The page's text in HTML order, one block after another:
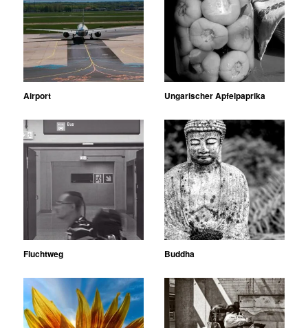
Airport Ungarischer Apfelpaprika
Fluchtweg Buddha